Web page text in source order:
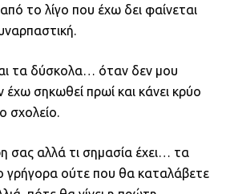
το λίγο που έχω δει φαίνεται
τα δύσκολα… όταν δεν μου
έχω σηκωθεί πρωί και κάνει κρύο
σας αλλά τι σημασία έχει… τα
γρήγορα ούτε που θα καταλάβετε